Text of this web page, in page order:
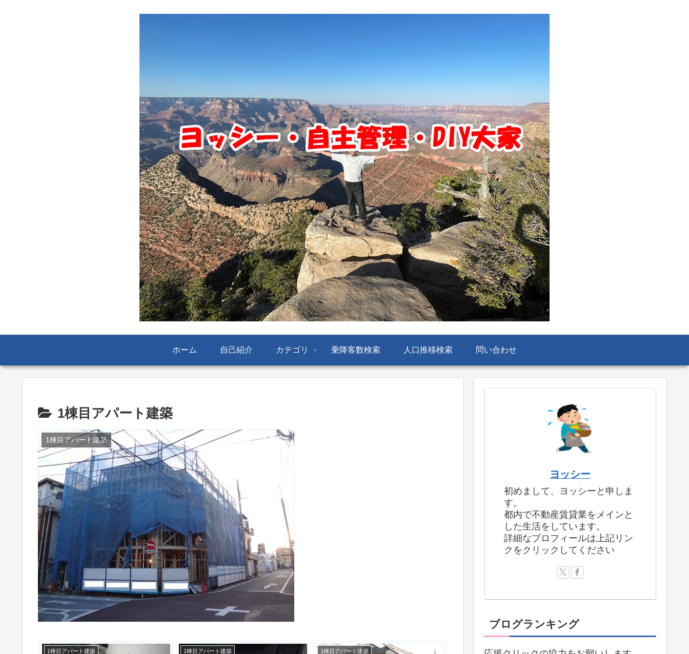
ホーム 自己紹介 カテゴリ 乗降客数検索 人口推移検索 問い合わせ
1棟目アパート建築
1棟目アパート建築
1棟目アパート建築 1棟目アパート建築 1棟目アパート建築
ヨッシー
初めまして、ヨッシーと申しま
す。
都内で不動産賃貸業をメインと
した生活をしています。
詳細なプロフィールは上記リン
クをクリックしてください
ブログランキング